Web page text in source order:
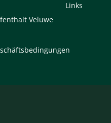
Veluwe
Links